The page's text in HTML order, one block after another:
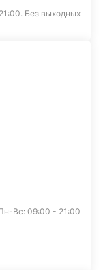
Без выходных
Вс: 09:00 - 21:00